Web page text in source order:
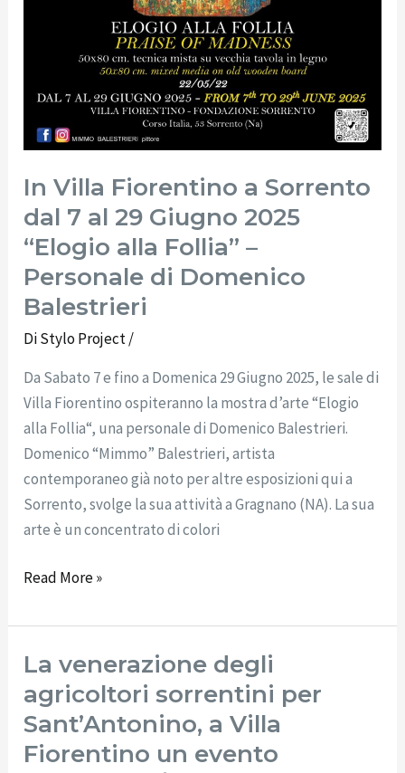
In Villa Fiorentino a Sorrento
dal 7 al 29 Giugno 2025
“Elogio alla Follia” –
Personale di Domenico
Balestrieri
DiStylo Project/
Da Sabato 7 e fino a Domenica 29 Giugno 2025, le sale di
Villa Fiorentino ospiteranno la mostra d’arte “Elogio
alla Follia“, una personale di Domenico Balestrieri.
Domenico “Mimmo” Balestrieri, artista
contemporaneo già noto per altre esposizioni qui a
Sorrento, svolge la sua attività a Gragnano (NA). La sua
arte è un concentrato di colori
Domenico
Balestrieri
Read More »
La venerazione degli
agricoltori sorrentini per
Sant’Antonino, a Villa
Fiorentino un evento
La
venerazione
degli
agricoltori
sorrentini